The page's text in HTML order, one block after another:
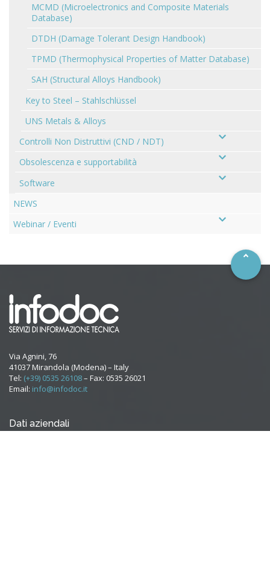
MCMD (Microelectronics and Composite Materials
Database)
DTDH (Damage Tolerant Design Handbook)
TPMD (Thermophysical Properties of Matter Database)
SAH (Structural Alloys Handbook)
Key to Steel – Stahlschlüssel
UNS Metals & Alloys
Controlli Non Distruttivi (CND / NDT)
Obsolescenza e supportabilità
Software
NEWS
Webinar / Eventi
Via Agnini, 76
41037 Mirandola (Modena) – Italy
Tel: (+39) 0535 26108– Fax: 0535 26021
Email: info@infodoc.it
Dati aziendali